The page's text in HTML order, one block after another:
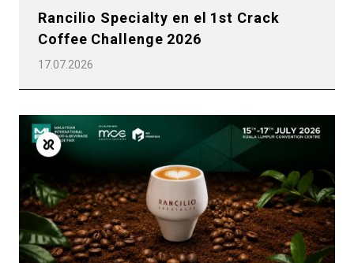
Rancilio Specialty en el 1st Crack
Coffee Challenge 2026
17.07.2026